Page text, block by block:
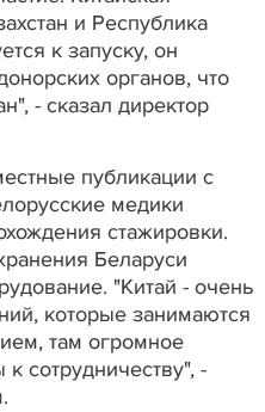
и Республика
к запуску, он
органов, что
- сказал директор
публикации с
медики
стажировки.
Беларуси
"Китай - очень
которые занимаются
там огромное
сотрудничеству", -